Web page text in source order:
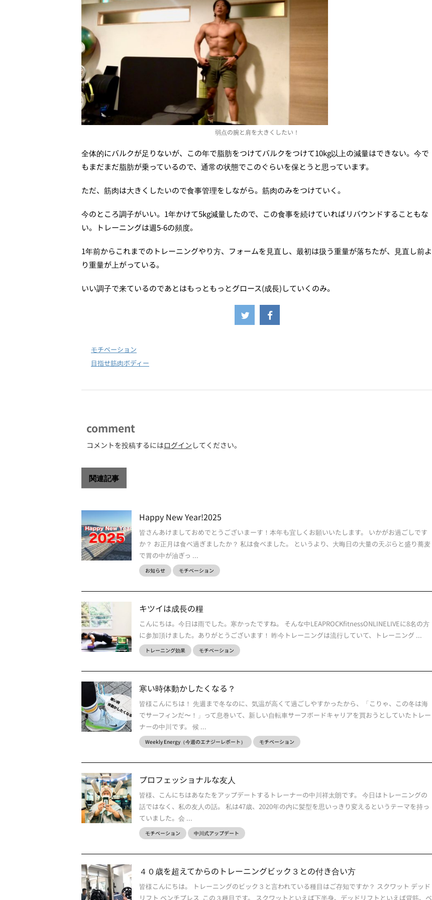
弱点の腕と肩を大きくしたい！
全体的にバルクが足りないが、この年で脂肪をつけてバルクをつけて10kg以上の減量はできない。今で
もまだまだ脂肪が乗っているので、通常の状態でこのぐらいを保とうと思っています。
ただ、筋肉は大きくしたいので食事管理をしながら。筋肉のみをつけていく。
今のところ調子がいい。1年かけて5kg減量したので、この食事を続けていればリバウンドすることもな
い。トレーニングは週5-6の頻度。
1年前からこれまでのトレーニングやり方、フォームを見直し、最初は扱う重量が落ちたが、見直し前よ
り重量が上がっている。
いい調子で来ているのであとはもっともっとグロース(成長)していくのみ。
モチベーション
目指せ筋肉ボディー
comment
コメントを投稿するにはログイン してください。
関連記事
Happy New Year!2025
皆さんあけましておめでとうございまーす！本年も宜しくお願いいたします。 いかがお過ごしです
か？ お正月は食べ過ぎましたか？ 私は食べました。 というより、大晦日の大量の天ぷらと盛り蕎麦
で胃の中が油ぎっ ...
お知らせ モチベーション
キツイは成長の糧
こんにちは。今日は雨でした。寒かったですね。 そんな中LEAPROCKfitnessONLINELIVEに8名の方
に参加頂けました。ありがとうございます！ 昨今トレーニングは流行していて、トレーニング ...
トレーニング効果 モチベーション
寒い時体動かしたくなる？
皆様こんにちは！ 先週まで冬なのに、気温が高くて過ごしやすかったから、「こりゃ、この冬は海
でサーフィンだ〜！」って息巻いて、新しい自転車サーフボードキャリアを買おうとしていたトレー
ナーの中川です。 候 ...
Weekly Energy（今週のエナジーレポート） モチベーション
プロフェッショナルな友人
皆様、こんにちはあなたをアップデートするトレーナーの中川祥太朗です。 今日はトレーニングの
話ではなく、私の友人の話。 私は47歳、2020年の内に髪型を思いっきり変えるというテーマを持っ
ていました。会 ...
モチベーション 中川式アップデート
４０歳を超えてからのトレーニングビック３との付き合い方
皆様こんにちは。 トレーニングのビック３と言われている種目はご存知ですか？ スクワット デッド
リフト ベンチプレス この３種目です。 スクワットといえば下半身、デッドリフトといえば背筋、ベ